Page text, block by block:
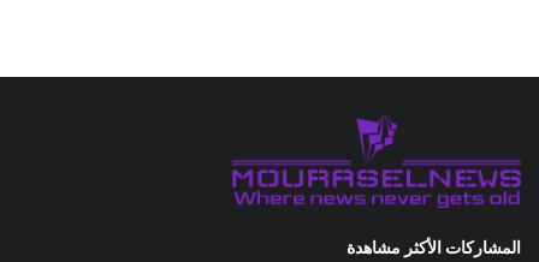
المشاركات الأكثر مشاهدة